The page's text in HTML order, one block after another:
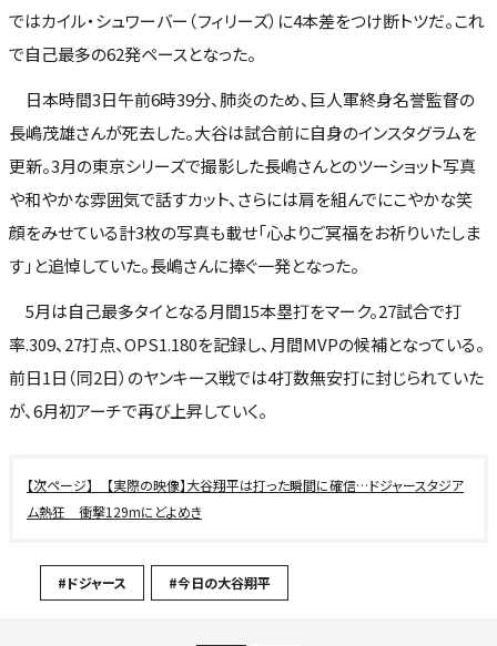
ではカイル・シュワーバー（フィリーズ）に4本差をつけ断トツだ。これ
で自己最多の62発ペースとなった。
日本時間3日午前6時39分、肺炎のため、巨人軍終身名誉監督の
長嶋茂雄さんが死去した。大谷は試合前に自身のインスタグラムを
更新。3月の東京シリーズで撮影した長嶋さんとのツーショット写真
や和やかな雰囲気で話すカット、さらには肩を組んでにこやかな笑
顔をみせている計3枚の写真も載せ「心よりご冥福をお祈りいたしま
す」と追悼していた。長嶋さんに捧ぐ一発となった。
5月は自己最多タイとなる月間15本塁打をマーク。27試合で打
率.309、27打点、OPS1.180を記録し、月間MVPの候補となっている。
前日1日（同2日）のヤンキース戦では4打数無安打に封じられていた
が、6月初アーチで再び上昇していく。
【実際の映像】大谷翔平は打った瞬間に確信…ドジャースタジア
ム熱狂 衝撃129mにどよめき
#ドジャース #今日の大谷翔平